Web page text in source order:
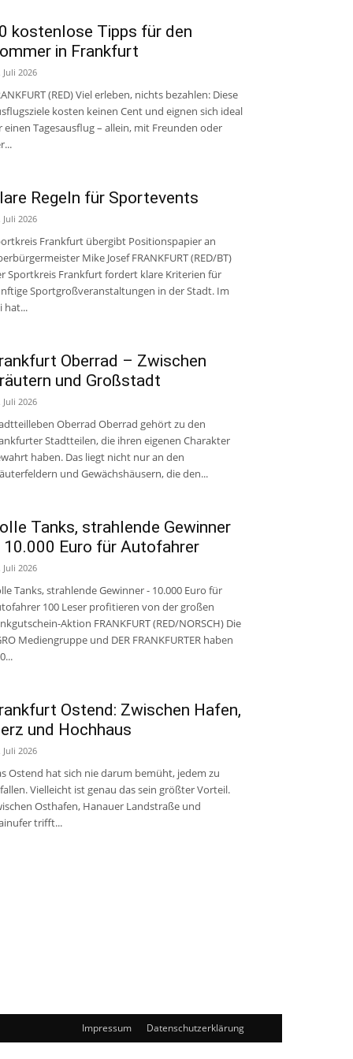
kostenlose Tipps für den
in Frankfurt
Juli 2026
(RED) Viel erleben, nichts bezahlen: Diese
kosten keinen Cent und eignen sich ideal
einen Tagesausflug – allein, mit Freunden oder
Regeln für Sportevents
Juli 2026
Frankfurt übergibt Positionspapier an
Mike Josef FRANKFURT (RED/BT)
Sportkreis Frankfurt fordert klare Kriterien für
Sportgroßveranstaltungen in der Stadt. Im
hat...
Oberrad – Zwischen
und Großstadt
Juli 2026
Oberrad Oberrad gehört zu den
Stadtteilen, die ihren eigenen Charakter
haben. Das liegt nicht nur an den
und Gewächshäusern, die den...
Tanks, strahlende Gewinner
10.000 Euro für Autofahrer
Juli 2026
Tanks, strahlende Gewinner - 10.000 Euro für
100 Leser profitieren von der großen
Aktion FRANKFURT (RED/NORSCH) Die
Mediengruppe und DER FRANKFURTER haben
Ostend: Zwischen Hafen,
und Hochhaus
Juli 2026
Ostend hat sich nie darum bemüht, jedem zu
Vielleicht ist genau das sein größter Vorteil.
Osthafen, Hanauer Landstraße und
trifft...
Impressum Datenschutzerklärung